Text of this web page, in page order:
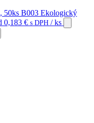
Ekologický
0,183 € s DPH / ks